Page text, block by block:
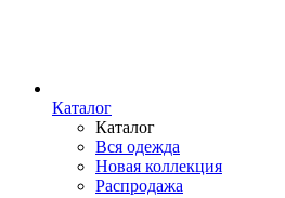
Каталог
Каталог
Вся одежда
Новая коллекция
Распродажа